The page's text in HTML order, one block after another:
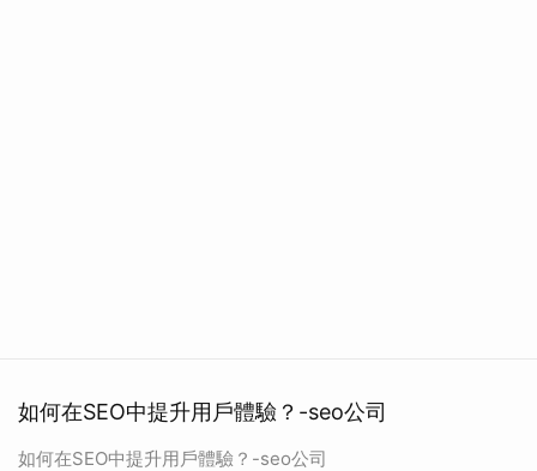
如何在SEO中提升用戶體驗？-seo公司
如何在SEO中提升用戶體驗？-seo公司